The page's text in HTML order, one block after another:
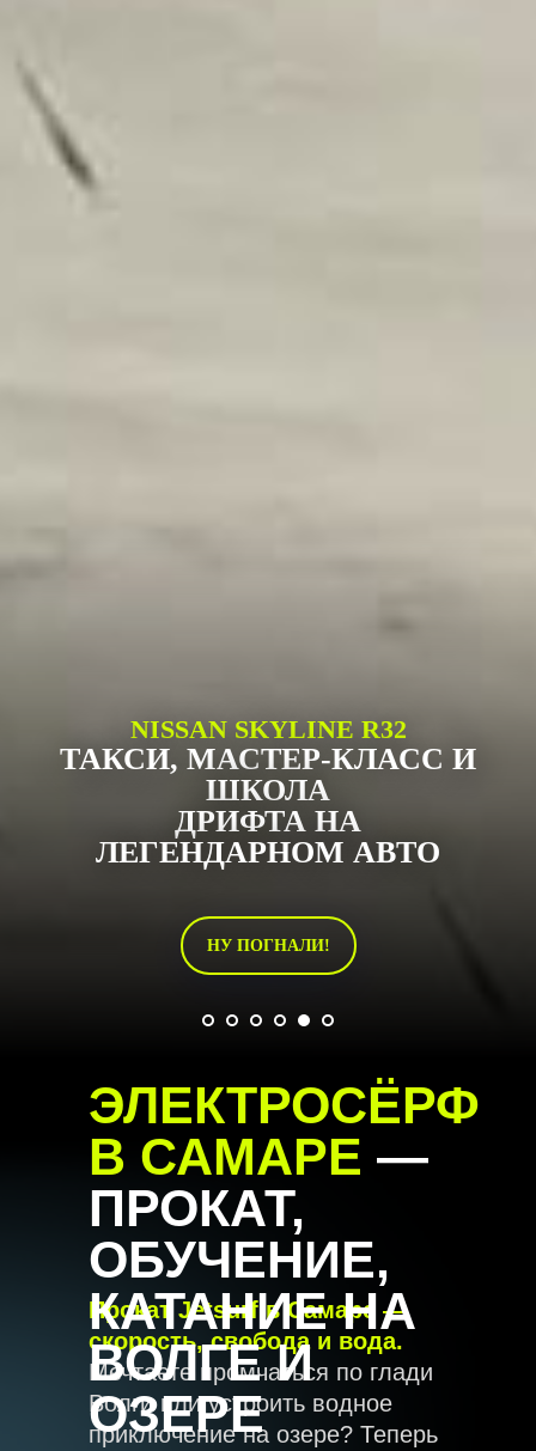
NISSAN SKYLINE R32
ТАКСИ, МАСТЕР-КЛАСС И
ШКОЛА
ДРИФТА НА
ЛЕГЕНДАРНОМ АВТО
НУ ПОГНАЛИ!
Прокат Jetsurf в Самаре —
скорость, свобода и вода.
Мечтаете промчаться по глади
Волги или устроить водное
приключение на озере? Теперь
ЭЛЕКТРОСЁРФ
В САМАРЕ —
ПРОКАТ,
ОБУЧЕНИЕ,
КАТАНИЕ НА
ВОЛГЕ И
ОЗЕРЕ